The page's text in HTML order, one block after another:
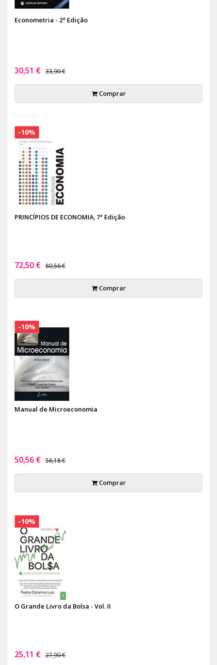
Econometria - 2ª Edição
30,51 € 33,90 €
Comprar
PRINCÍPIOS DE ECONOMIA, 7ª Edição
72,50 € 80,56 €
Comprar
-10%
Manual de Microeconomia
50,56 € 56,18 €
Comprar
-10%
O Grande Livro da Bolsa - Vol. II
25,11 € 27,90 €
-10%